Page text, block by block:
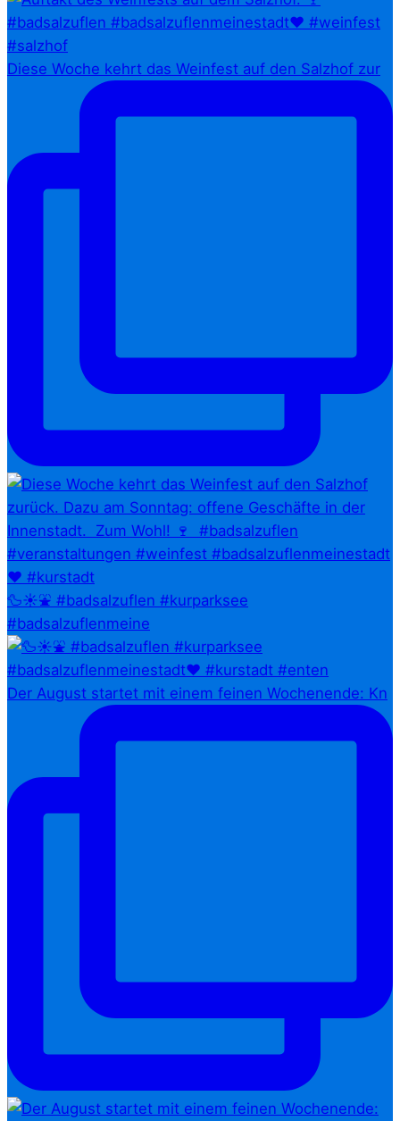
Diese Woche kehrt das Weinfest auf den Salzhof zur
🦆☀️⛲ #badsalzuflen #kurparksee
#badsalzuflenmeine
Der August startet mit einem feinen Wochenende: Kn